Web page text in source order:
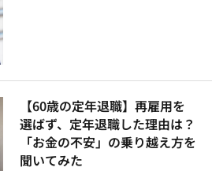
【60歳の定年退職】再雇用を
選ばず、定年退職した理由は？
「お金の不安」の乗り越え方を
聞いてみた